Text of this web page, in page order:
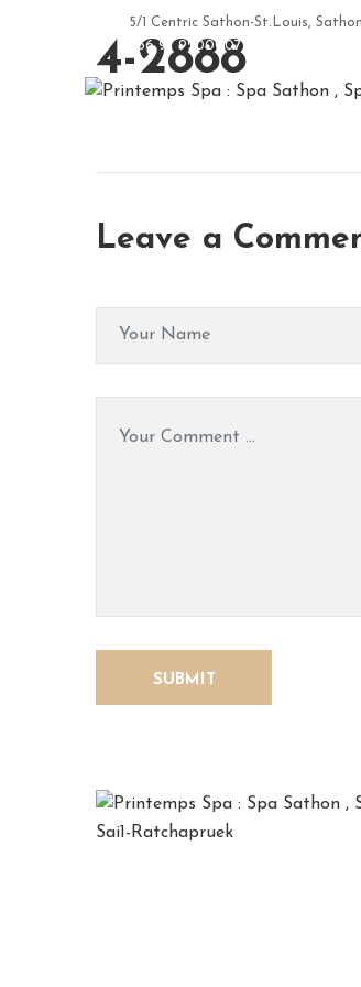
5/1 Centric Sathon-St.Louis,
+66 97 9200007
4-2888
Leave a